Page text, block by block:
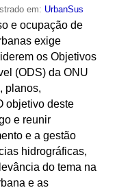
em: UrbanSus
e ocupação de
exige
os Objetivos
(ODS) da ONU
planos,
objetivo deste
e reunir
e a gestão
hidrográficas,
do tema na
e as